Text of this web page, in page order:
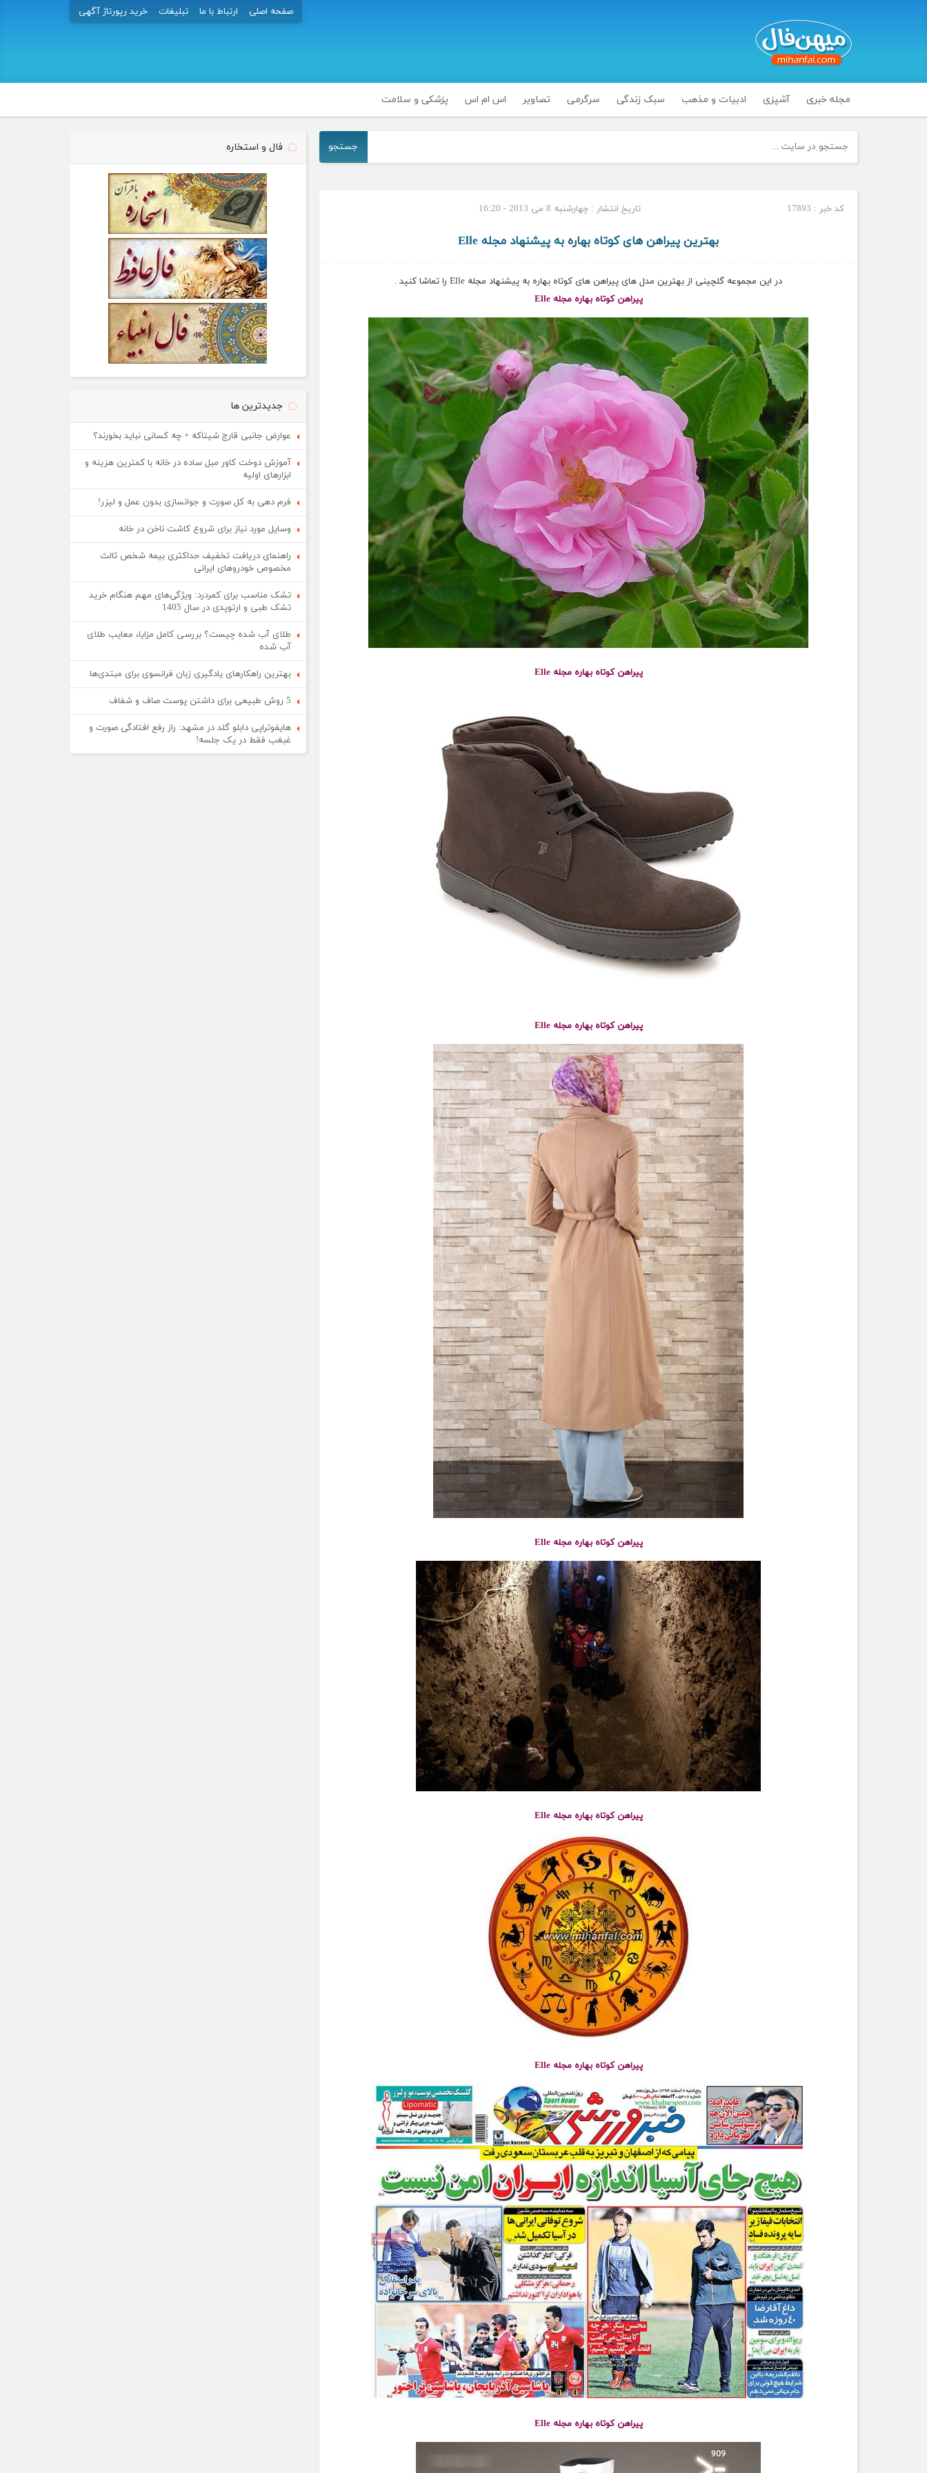
صفحه اصلی ارتباط با ما تبلیغات خرید رپورتاژ آگهی
مجله خبری آشپزی ادبیات و مذهب سبک زندگی سرگرمی تصاویر اس ام اس پزشکی و سلامت
جستجو
کد خبر : 17893 تاریخ انتشار : چهارشنبه 8 می 2013 - 16:20
بهترین پیراهن های کوتاه بهاره به پیشنهاد مجله Elle
در این مجموعه گلچینی از بهترین مدل های پیراهن های کوتاه بهاره به پیشنهاد مجله Elle را تماشا کنید .
پیراهن کوتاه بهاره مجله Elle
پیراهن کوتاه بهاره مجله Elle
پیراهن کوتاه بهاره مجله Elle
پیراهن کوتاه بهاره مجله Elle
پیراهن کوتاه بهاره مجله Elle
پیراهن کوتاه بهاره مجله Elle
پیراهن کوتاه بهاره مجله Elle
فال و استخاره
جدیدترین ها
عوارض جانبی قارچ شیتاکه + چه کسانی نباید بخورند؟
آموزش دوخت کاور مبل ساده در خانه با کمترین هزینه و
ابزارهای اولیه
فرم دهی به کل صورت و جوانسازی بدون عمل و لیزر!
وسایل مورد نیاز برای شروع کاشت ناخن در خانه
راهنمای دریافت تخفیف حداکثری بیمه شخص ثالث
مخصوص خودروهای ایرانی
تشک مناسب برای کمردرد: ویژگی‌های مهم هنگام خرید
تشک طبی و ارتوپدی در سال 1405
طلای آب شده چیست؟ بررسی کامل مزایا، معایب طلای
آب شده
بهترین راهکارهای یادگیری زبان فرانسوی برای مبتدی‌ها
5 روش طبیعی برای داشتن پوست صاف و شفاف
هایفوتراپی دابلو گلد در مشهد: راز رفع افتادگی صورت و
غبغب فقط در یک جلسه!